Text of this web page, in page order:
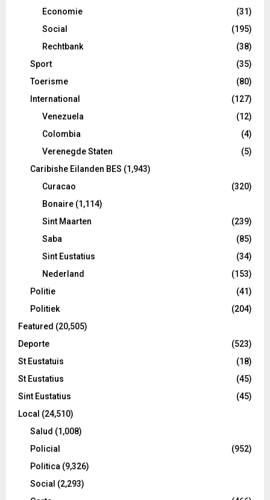
Economie
(31)
Social
(195)
Rechtbank
(38)
Sport
(35)
Toerisme
(80)
International
(127)
Venezuela
(12)
Colombia
(4)
Verenegde Staten
(5)
Caribishe Eilanden BES (1,943)
Curacao
(320)
Bonaire (1,114)
Sint Maarten
(239)
Saba
(85)
Sint Eustatius
(34)
Nederland
(153)
Politie
(41)
Politiek
(204)
Featured (20,505)
Deporte
(523)
St Eustatuis
(18)
St Eustatius
(45)
Sint Eustatius
(45)
Local (24,510)
Salud (1,008)
Policial
(952)
Politica (9,326)
Social (2,293)